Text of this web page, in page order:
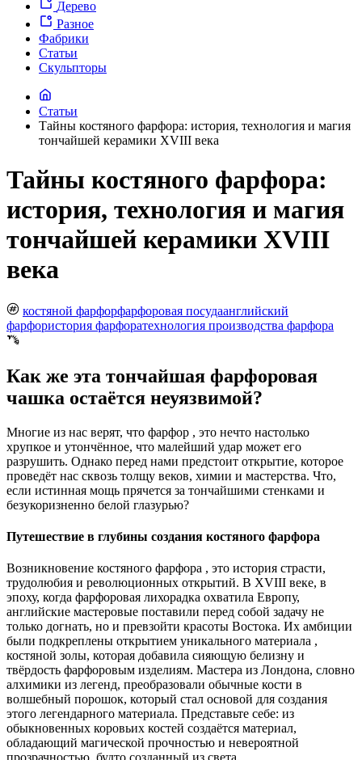
Дерево
Разное
Фабрики
Статьи
Скульпторы
Статьи
Тайны костяного фарфора: история, технология и магия
тончайшей керамики XVIII века
Тайны костяного фарфора:
история, технология и магия
тончайшей керамики XVIII
века
костяной фарфорфарфоровая посудаанглийский
фарфористория фарфоратехнология производства фарфора
Как же эта тончайшая фарфоровая
чашка остаётся неуязвимой?
Многие из нас верят, что фарфор , это нечто настолько
хрупкое и утончённое, что малейший удар может его
разрушить. Однако перед нами предстоит открытие, которое
проведёт нас сквозь толщу веков, химии и мастерства. Что,
если истинная мощь прячется за тончайшими стенками и
безукоризненно белой глазурью?
Путешествие в глубины создания костяного фарфора
Возникновение костяного фарфора , это история страсти,
трудолюбия и революционных открытий. В XVIII веке, в
эпоху, когда фарфоровая лихорадка охватила Европу,
английские мастеровые поставили перед собой задачу не
только догнать, но и превзойти красоты Востока. Их амбиции
были подкреплены открытием уникального материала ,
костяной золы, которая добавила сияющую белизну и
твёрдость фарфоровым изделиям. Мастера из Лондона, словно
алхимики из легенд, преобразовали обычные кости в
волшебный порошок, который стал основой для создания
этого легендарного материала. Представьте себе: из
обыкновенных коровьих костей создаётся материал,
обладающий магической прочностью и невероятной